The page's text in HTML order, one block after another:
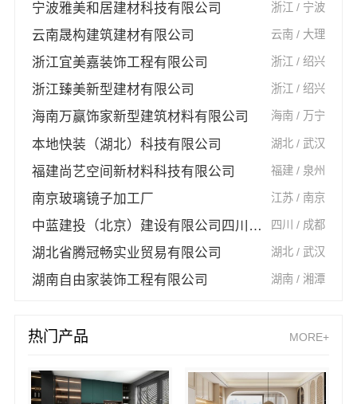
宁波雅美和居建材科技有限公司 浙江 / 宁波
云南晟构建筑建材有限公司 云南 / 大理
浙江宜美嘉装饰工程有限公司 浙江 / 绍兴
浙江臻美新型建材有限公司 浙江 / 绍兴
海南万赢饰家新型建筑材料有限公司 海南 / 万宁
本地快装（湖北）科技有限公司 湖北 / 武汉
福建尚艺空间新材料科技有限公司 福建 / 泉州
南京玻璃镜子加工厂 江苏 / 南京
中蓝建投（北京）建设有限公司四川第一分公司 四川 / 成都
湖北省腾冠畅实业贸易有限公司 湖北 / 武汉
湖南自由家装饰工程有限公司 湖南 / 湘潭
热门产品 MORE+